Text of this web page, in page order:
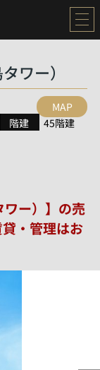
ワー）
階建 45階建
MAP
ワー）】の売
・管理はお